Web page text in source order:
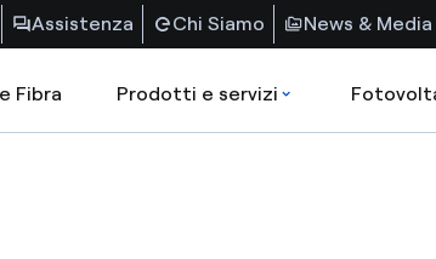
Assistenza Chi Siamo News & Media
Fibra Prodotti e servizi